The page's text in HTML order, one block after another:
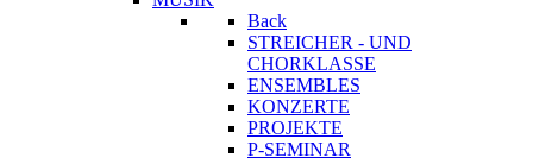
Back
STREICHER - UND
CHORKLASSE
ENSEMBLES
KONZERTE
PROJEKTE
P-SEMINAR